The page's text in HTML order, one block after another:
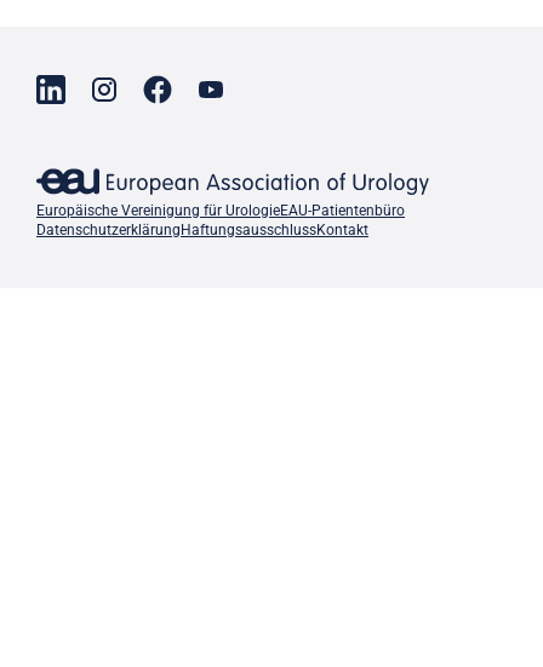
Europäische Vereinigung für UrologieEAU-Patientenbüro
Datenschutzerklärung HaftungsausschlussKontakt